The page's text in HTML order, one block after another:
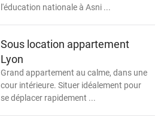
l'éducation nationale à Asni ...
Sous location appartement
Lyon
Grand appartement au calme, dans une
cour intérieure. Situer idéalement pour
se déplacer rapidement ...